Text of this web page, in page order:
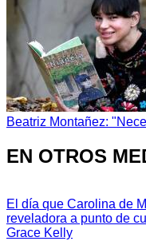
Beatriz Montañez:
EN OTROS
El día que Carolina de
reveladora a punto de
Grace Kelly